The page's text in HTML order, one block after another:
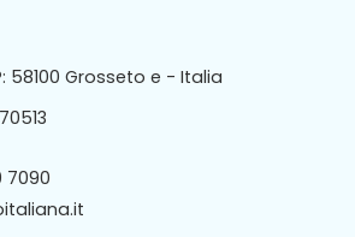
58100 Grosseto e - Italia
7090